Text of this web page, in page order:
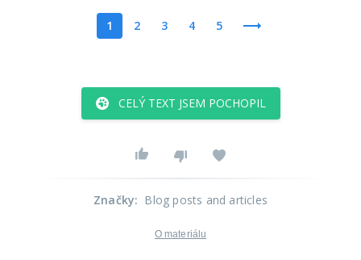
1 2 3 4 5
CELÝ TEXT JSEM POCHOPIL
Značky: Blog posts and articles
O materiálu